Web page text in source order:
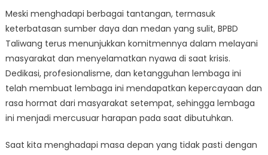
Meski menghadapi berbagai tantangan, termasuk
keterbatasan sumber daya dan medan yang sulit, BPBD
Taliwang terus menunjukkan komitmennya dalam melayani
masyarakat dan menyelamatkan nyawa di saat krisis.
Dedikasi, profesionalisme, dan ketangguhan lembaga ini
telah membuat lembaga ini mendapatkan kepercayaan dan
rasa hormat dari masyarakat setempat, sehingga lembaga
ini menjadi mercusuar harapan pada saat dibutuhkan.
Saat kita menghadapi masa depan yang tidak pasti dengan